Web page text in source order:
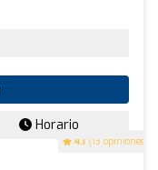
4.1 (13 opiniones)
Horario